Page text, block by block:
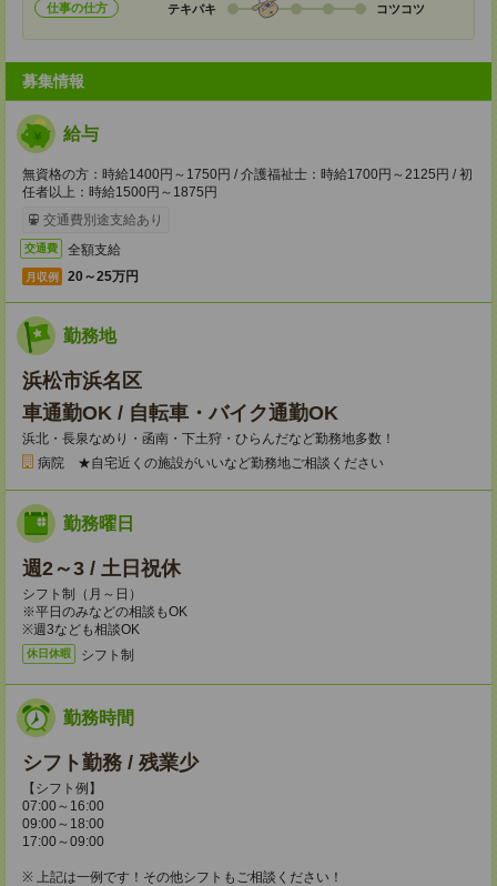
仕事の仕方 テキパキ コツコツ
募集情報
給与
無資格の方：時給1400円～1750円 / 介護福祉士：時給1700円～2125円 / 初
任者以上：時給1500円～1875円
交通費別途支給あり
交通費 全額支給
月収例 20～25万円
勤務地
浜松市浜名区
車通勤OK / 自転車・バイク通勤OK
浜北・長泉なめり・函南・下土狩・ひらんだなど勤務地多数！
病院 ★自宅近くの施設がいいなど勤務地ご相談ください
勤務曜日
週2～3 / 土日祝休
シフト制（月～日）
※平日のみなどの相談もOK
※週3なども相談OK
休日休暇 シフト制
勤務時間
シフト勤務 / 残業少
【シフト例】
07:00～16:00
09:00～18:00
17:00～09:00
※ 上記は一例です！その他シフトもご相談ください！